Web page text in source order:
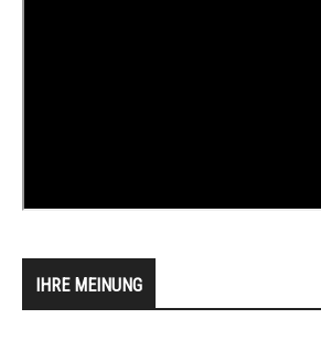
IHRE MEINUNG